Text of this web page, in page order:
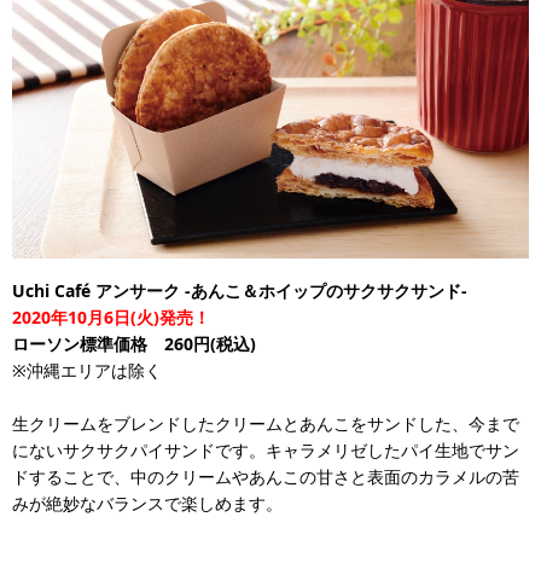
Uchi Café アンサーク -あんこ＆ホイップのサクサクサンド-
2020年10月6日(火)発売！
ローソン標準価格 260円(税込)
※沖縄エリアは除く
生クリームをブレンドしたクリームとあんこをサンドした、今まで
にないサクサクパイサンドです。キャラメリゼしたパイ生地でサン
ドすることで、中のクリームやあんこの甘さと表面のカラメルの苦
みが絶妙なバランスで楽しめます。